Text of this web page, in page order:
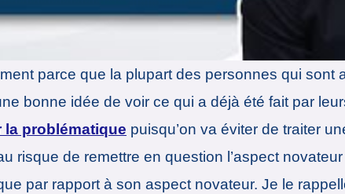
parce que la plupart des personnes qui sont
bonne idée de voir ce qui a déjà été fait par
la problématique puisqu’on va éviter de traiter
risque de remettre en question l’aspect
par rapport à son aspect novateur. Je le